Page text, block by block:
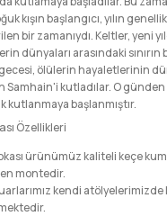
kışın başlangıcı, yılın
bir zamanıydı. Keltler, yeni
dünyaları arasındaki sınırın
gecesi, ölülerin hayaletlerinin
Samhain'i kutladılar. O günden
kutlanmaya başlanmıştır.
Özellikleri
ürünümüz kaliteli keçe
montedir.
kendi atölyelerimizde